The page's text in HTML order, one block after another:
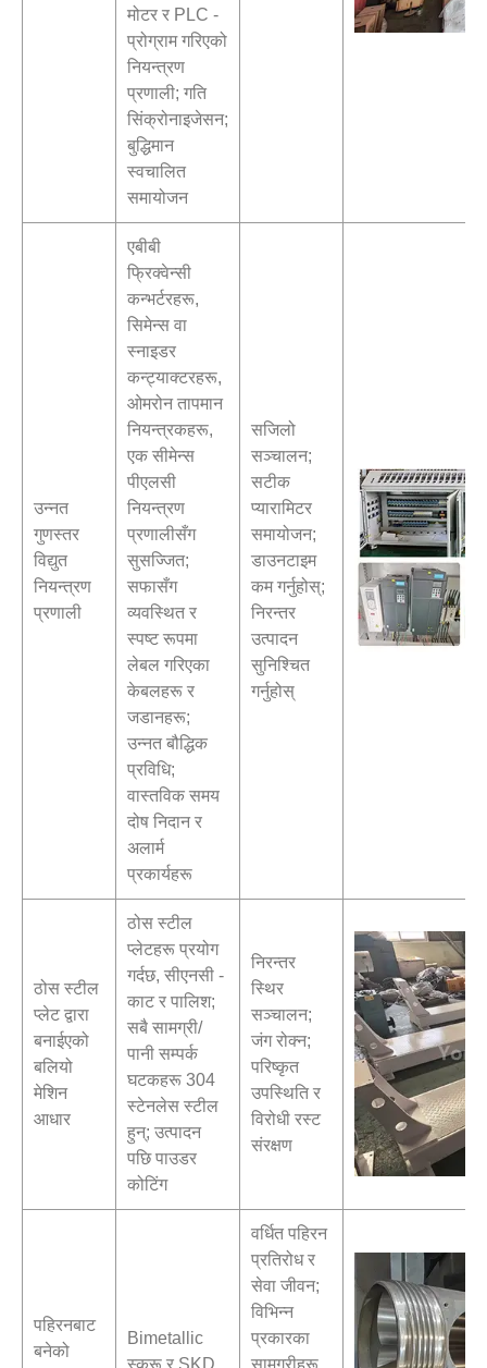
मोटर र PLC -
प्रोग्राम गरिएको
नियन्त्रण
प्रणाली; गति
सिंक्रोनाइजेसन;
बुद्धिमान
स्वचालित
समायोजन
उन्नत
गुणस्तर
विद्युत
नियन्त्रण
प्रणाली
एबीबी
फ्रिक्वेन्सी
कन्भर्टरहरू,
सिमेन्स वा
स्नाइडर
कन्ट्याक्टरहरू,
ओमरोन तापमान
नियन्त्रकहरू,
एक सीमेन्स
पीएलसी
नियन्त्रण
प्रणालीसँग
सुसज्जित;
सफासँग
व्यवस्थित र
स्पष्ट रूपमा
लेबल गरिएका
केबलहरू र
जडानहरू;
उन्नत बौद्धिक
प्रविधि;
वास्तविक समय
दोष निदान र
अलार्म
प्रकार्यहरू
सजिलो
सञ्चालन;
सटीक
प्यारामिटर
समायोजन;
डाउनटाइम
कम गर्नुहोस्;
निरन्तर
उत्पादन
सुनिश्चित
गर्नुहोस्
ठोस स्टील
प्लेट द्वारा
बनाईएको
बलियो
मेशिन
आधार
ठोस स्टील
प्लेटहरू प्रयोग
गर्दछ, सीएनसी -
काट र पालिश;
सबै सामग्री/
पानी सम्पर्क
घटकहरू 304
स्टेनलेस स्टील
हुन्; उत्पादन
पछि पाउडर
कोटिंग
निरन्तर
स्थिर
सञ्चालन;
जंग रोक्न;
परिष्कृत
उपस्थिति र
विरोधी रस्ट
संरक्षण
पहिरनबाट
बनेको
Bimetallic
स्क्रू र SKD
वर्धित पहिरन
प्रतिरोध र
सेवा जीवन;
विभिन्न
प्रकारका
सामग्रीहरू